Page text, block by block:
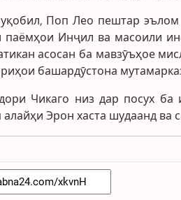
Поп Лео пештар эълом
паёмҳои Инҷил ва масоили
асосан ба мавзӯъҳое
башардӯстона
Чикаго низ дар посух ба
Эрон хаста шудаанд ва